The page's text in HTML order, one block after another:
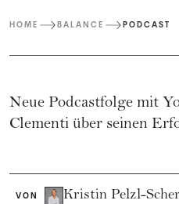
HOME BALANCE PODCAST
Neue Podcastfolge mit
Clementi über seinen
VON Kristin Pelzl-